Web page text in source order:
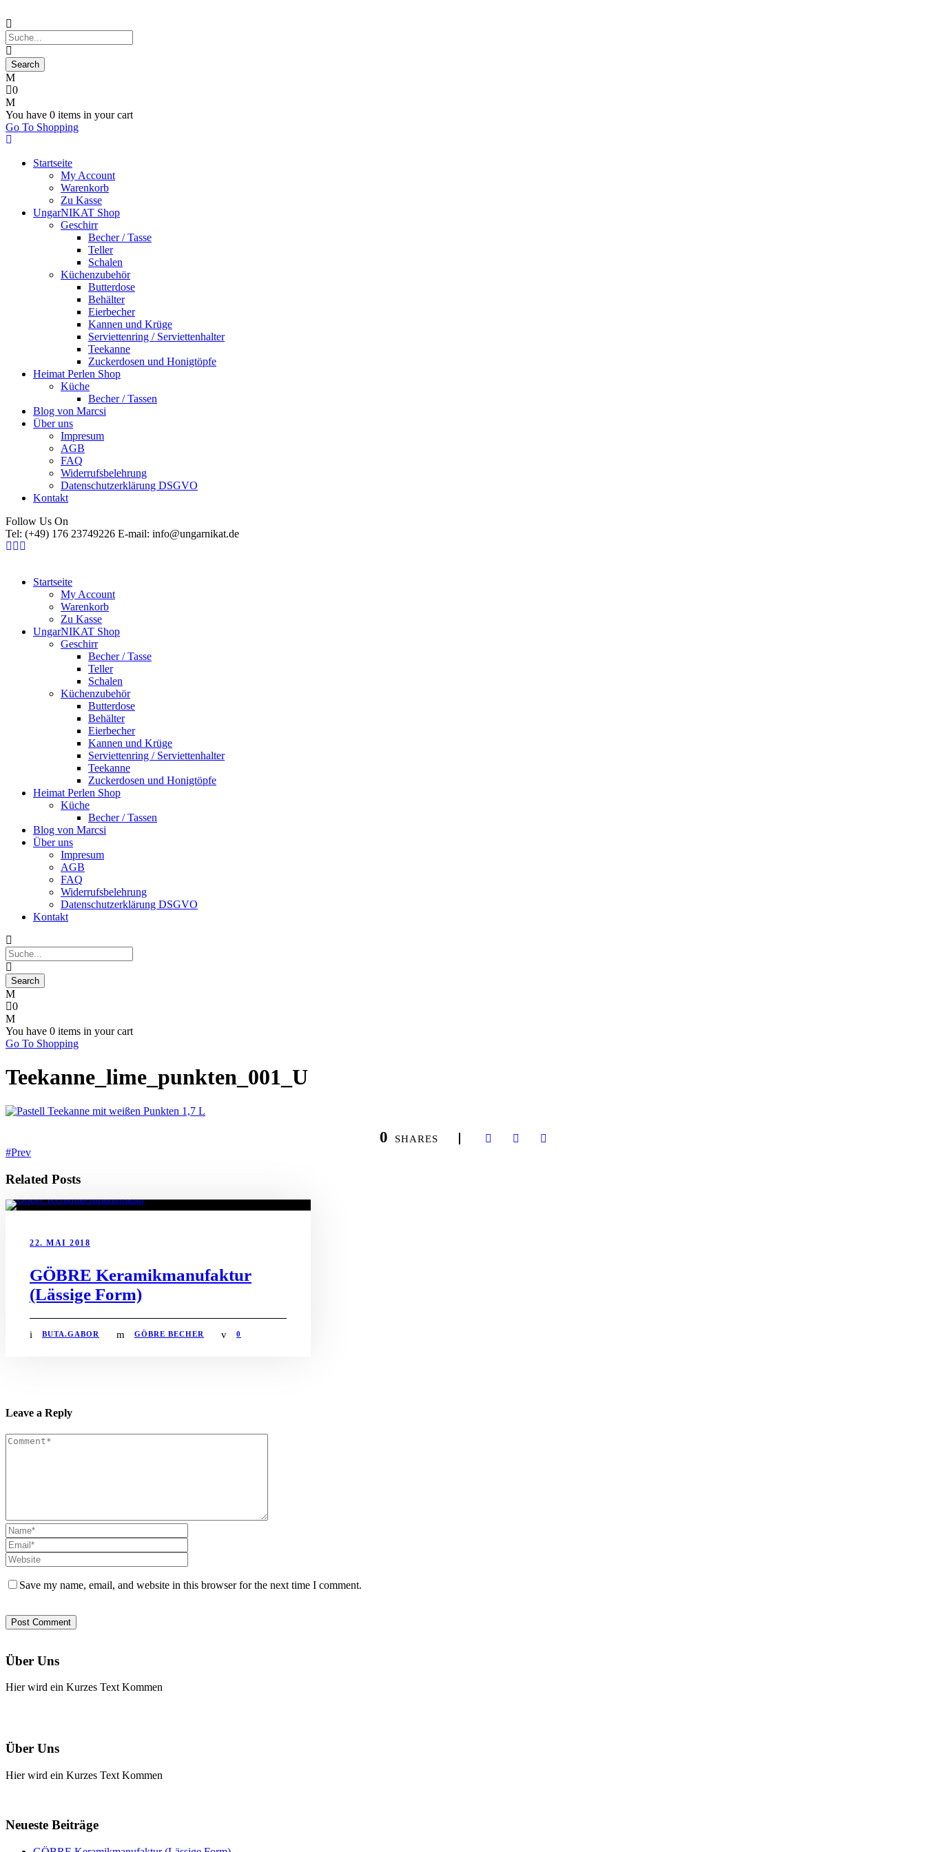
0
You have 0 items in your cart
Go To Shopping
Startseite
My Account
Warenkorb
Zu Kasse
UngarNIKAT Shop
Geschirr
Becher / Tasse
Teller
Schalen
Küchenzubehör
Butterdose
Behälter
Eierbecher
Kannen und Krüge
Serviettenring / Serviettenhalter
Teekanne
Zuckerdosen und Honigtöpfe
Heimat Perlen Shop
Küche
Becher / Tassen
Blog von Marcsi
Über uns
Impresum
AGB
FAQ
Widerrufsbelehrung
Datenschutzerklärung DSGVO
Kontakt
Follow Us On
Tel: (+49) 176 23749226 E-mail: info@ungarnikat.de
Startseite
My Account
Warenkorb
Zu Kasse
UngarNIKAT Shop
Geschirr
Becher / Tasse
Teller
Schalen
Küchenzubehör
Butterdose
Behälter
Eierbecher
Kannen und Krüge
Serviettenring / Serviettenhalter
Teekanne
Zuckerdosen und Honigtöpfe
Heimat Perlen Shop
Küche
Becher / Tassen
Blog von Marcsi
Über uns
Impresum
AGB
FAQ
Widerrufsbelehrung
Datenschutzerklärung DSGVO
Kontakt
0
You have 0 items in your cart
Go To Shopping
Teekanne_lime_punkten_001_U
0 SHARES
Prev
Related Posts
22. MAI 2018
GÖBRE Keramikmanufaktur
(Lässige Form)
BUTA.GABOR GÖBRE BECHER 0
Leave a Reply
Save my name, email, and website in this browser for the next time I comment.
Über Uns
Hier wird ein Kurzes Text Kommen
Über Uns
Hier wird ein Kurzes Text Kommen
Neueste Beiträge